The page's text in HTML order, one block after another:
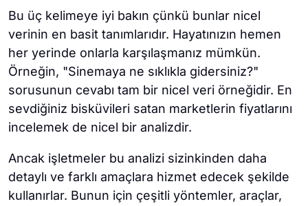
Bu üç kelimeye iyi bakın çünkü bunlar nicel
verinin en basit tanımlarıdır. Hayatınızın hemen
her yerinde onlarla karşılaşmanız mümkün.
Örneğin, "Sinemaya ne sıklıkla gidersiniz?"
sorusunun cevabı tam bir nicel veri örneğidir. En
sevdiğiniz bisküvileri satan marketlerin fiyatlarını
incelemek de nicel bir analizdir.
Ancak işletmeler bu analizi sizinkinden daha
detaylı ve farklı amaçlara hizmet edecek şekilde
kullanırlar. Bunun için çeşitli yöntemler, araçlar,